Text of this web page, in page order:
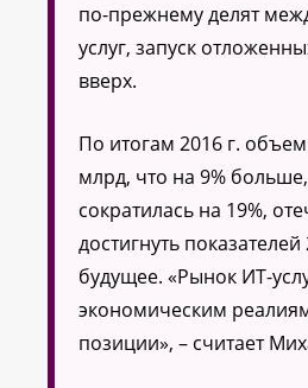
по-прежнему делят
услуг, запуск
вверх.
По итогам 2016 г.
млрд, что на 9%
сократилась на 19%,
достигнуть
будущее. «Рынок ИТ-
экономическим
позиции», – считает